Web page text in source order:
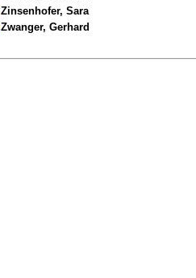
Zinsenhofer, Sara
Zwanger, Gerhard